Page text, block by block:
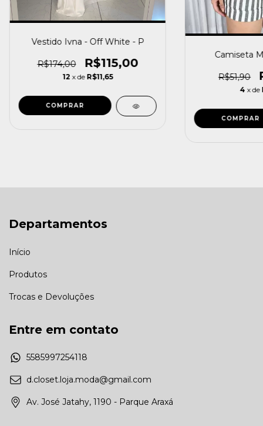
Vestido Ivna - Off White - P
R$174,00 R$115,00
12 x de R$11,65
COMPRAR
Camiseta
R$51,90
4 x de
COMPRAR
Departamentos
Início
Produtos
Trocas e Devoluções
Entre em contato
5585997254118
d.closet.loja.moda@gmail.com
Av. José Jatahy, 1190 - Parque Araxá